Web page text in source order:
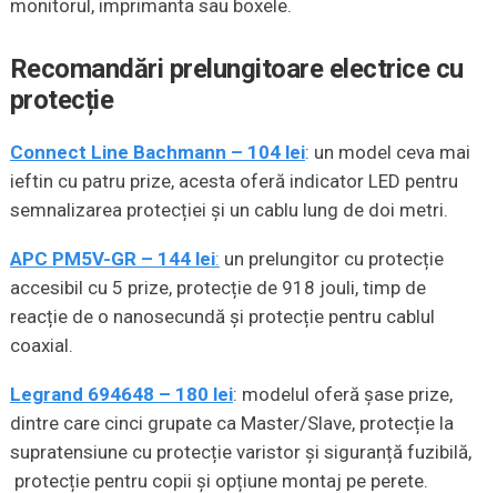
monitorul, imprimanta sau boxele.
Recomandări prelungitoare electrice cu
protecție
Connect Line Bachmann – 104 lei: un model ceva mai
ieftin cu patru prize, acesta oferă indicator LED pentru
semnalizarea protecției și un cablu lung de doi metri.
APC PM5V-GR – 144 lei: un prelungitor cu protecție
accesibil cu 5 prize, protecție de 918 jouli, timp de
reacție de o nanosecundă și protecție pentru cablul
coaxial.
Legrand 694648 – 180 lei: modelul oferă șase prize,
dintre care cinci grupate ca Master/Slave, protecție la
supratensiune cu protecție varistor și siguranță fuzibilă,
protecție pentru copii și opțiune montaj pe perete.